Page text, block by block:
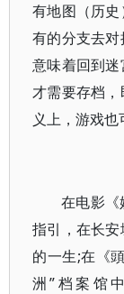
有地图（历
有的分支去
意味着回到
才需要存档
义上，游戏也
在电影《
指引，在长
的一生;在《
洲”档案馆